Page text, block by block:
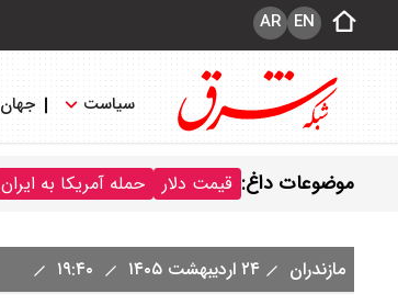
EN
AR
سیاست جهان
موضوعات داغ: قیمت دلار حمله آمریکا به ایران
مازندران ۲۴ اردیبهشت ۱۴۰۵